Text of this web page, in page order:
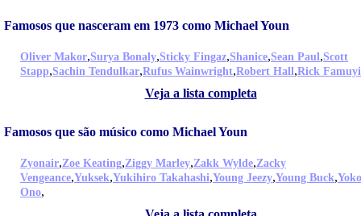
Famosos que nasceram em 1973 como Michael Youn
Oliver Makor,Surya Bonaly,Sticky Fingaz,Shanice,Sean Paul,Scott
Stapp,Sachin Tendulkar,Rufus Wainwright,Robert Hall,Rick
Veja a lista completa
Famosos que são músico como Michael Youn
Zyonair,Zoe Keating,Ziggy Marley,Zakk Wylde,Zacky
Vengeance,Yuksek,Yukihiro Takahashi,Young Jeezy,Young Buck,Yoko
Ono,